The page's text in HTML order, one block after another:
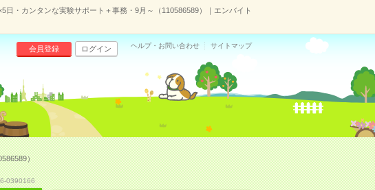
日・カンタンな実験サポート＋事務・9月～（110586589）｜エンバイト
会員登録 ログイン ヘルプ・お問い合わせ サイトマップ
）
0390166